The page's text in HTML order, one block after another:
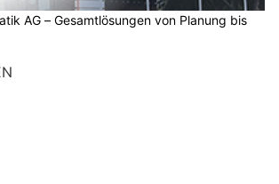
AG – Gesamtlösungen von Planung bis